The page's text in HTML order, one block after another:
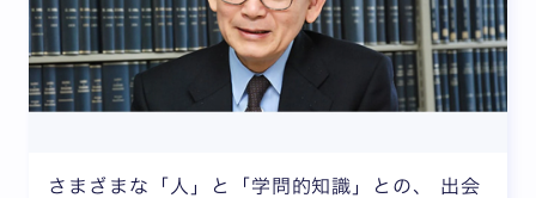
さまざまな「人」と「学問的知識」との、 出会